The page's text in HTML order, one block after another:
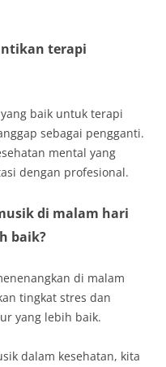
terapi
baik untuk terapi
sebagai pengganti.
mental yang
dengan profesional.
di malam hari
baik?
di malam
tingkat stres dan
yang lebih baik.
dalam kesehatan, kita